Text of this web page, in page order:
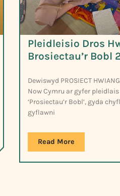
Pleidleisio Dros
Brosiectau’r Bobl
Dewiswyd PROSIECT
Now Cymru ar gyfer
‘Prosiectau’r Bobl’, gyda
gyflawni
Read More